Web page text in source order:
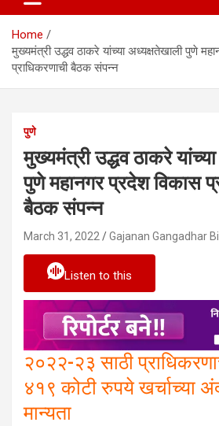
Home
मुख्यमंत्री उद्धव ठाकरे यांच्या अध्यक्षतेखाली पुणे
प्राधिकरणाची बैठक संपन्न
पुणे
मुख्यमंत्री उद्धव ठाकरे
पुणे महानगर प्रदेश विकास
बैठक संपन्न
March 31, 2022 Gajanan Gangadhar
Listen to this
२०२२-२३ साठी
४१९ कोटी रुपये खर्चाच्या
मान्यता